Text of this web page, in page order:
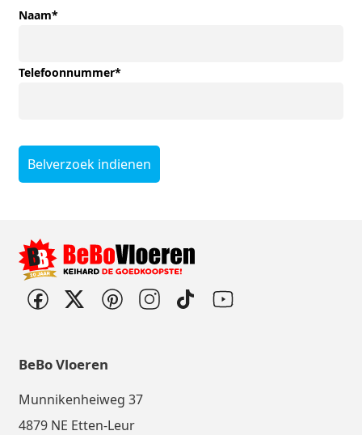
Naam*
Telefoonnummer*
Belverzoek indienen
BeBo Vloeren
Munnikenheiweg 37
4879 NE Etten-Leur